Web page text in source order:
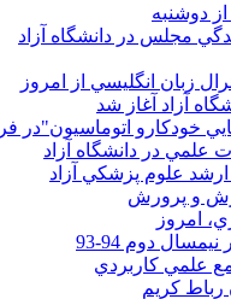
دوشنبه
مجلس در دانشگاه آزاد
زبان انگليسي از امروز
آزاد آغاز شد
خودکارو اتوماسيون"در
امروز
دوم 94-93
علمي کاربردي
رباط کريم